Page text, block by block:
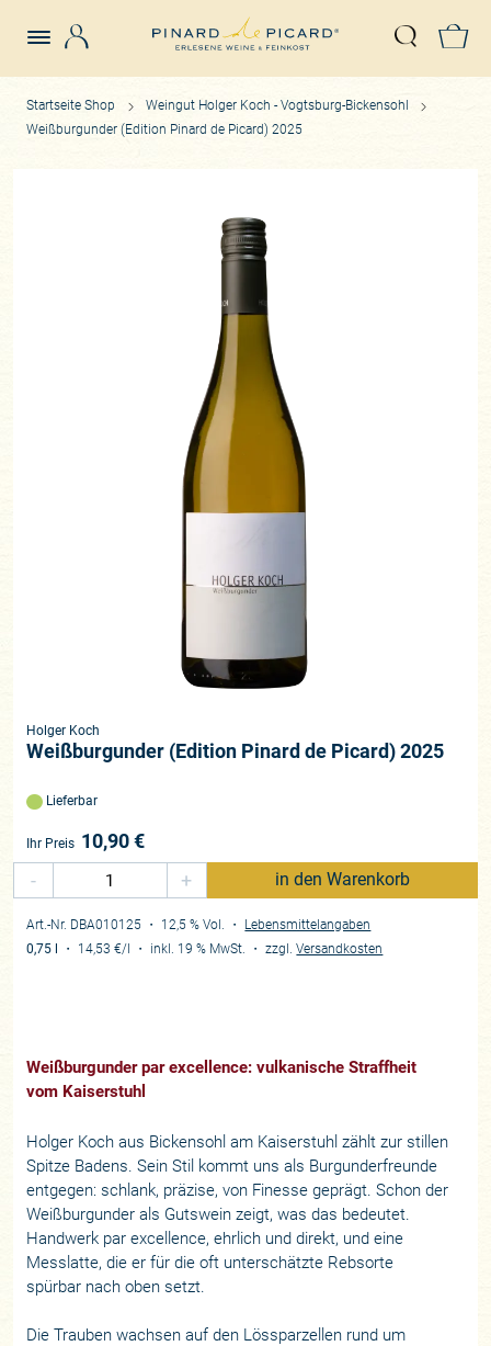
Suche
Startseite Shop
Weingut Holger Koch - Vogtsburg-Bickensohl
Weißburgunder (Edition Pinard de Picard) 2025
Holger Koch
Weißburgunder (Edition Pinard de Picard) 2025
Lieferbar
Ihr Preis 10,90€
-
+ in den Warenkorb
Art.-Nr. DBA010125 ・ 12,5 % Vol. ・ Lebensmittelangaben
0,75 l
・ 14,53 €/l ・ inkl. 19 % MwSt. ・zzgl.Versandkosten
Weißburgunder par excellence: vulkanische Straffheit
vom Kaiserstuhl
Holger Koch aus Bickensohl am Kaiserstuhl zählt zur stillen
Spitze Badens. Sein Stil kommt uns als Burgunderfreunde
entgegen: schlank, präzise, von Finesse geprägt. Schon der
Weißburgunder als Gutswein zeigt, was das bedeutet.
Handwerk par excellence, ehrlich und direkt, und eine
Messlatte, die er für die oft unterschätzte Rebsorte
spürbar nach oben setzt.
Die Trauben wachsen auf den Lössparzellen rund um